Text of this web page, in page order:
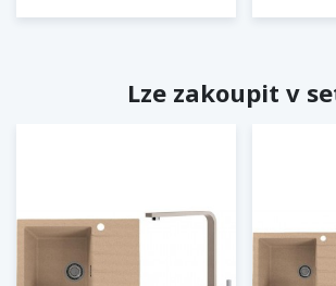
Lze zakoupit v